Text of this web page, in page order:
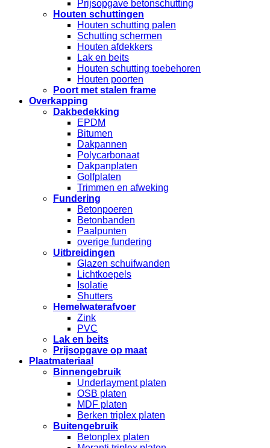
Prijsopgave betonschutting
Houten schuttingen
Houten schutting palen
Schutting schermen
Houten afdekkers
Lak en beits
Houten schutting toebehoren
Houten poorten
Poort met stalen frame
Overkapping
Dakbedekking
EPDM
Bitumen
Dakpannen
Polycarbonaat
Dakpanplaten
Golfplaten
Trimmen en afweking
Fundering
Betonpoeren
Betonbanden
Paalpunten
overige fundering
Uitbreidingen
Glazen schuifwanden
Lichtkoepels
Isolatie
Shutters
Hemelwaterafvoer
Zink
PVC
Lak en beits
Prijsopgave op maat
Plaatmateriaal
Binnengebruik
Underlayment platen
OSB platen
MDF platen
Berken triplex platen
Buitengebruik
Betonplex platen